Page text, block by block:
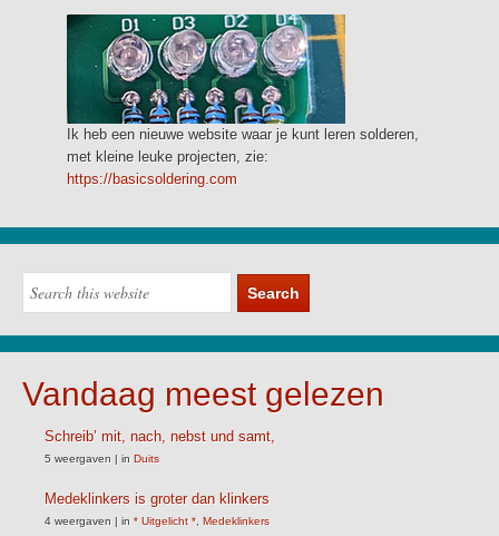
Ik heb een nieuwe website waar je kunt leren solderen,
met kleine leuke projecten, zie:
https://basicsoldering.com
Vandaag meest gelezen
Schreib’ mit, nach, nebst und samt,
5 weergaven | in Duits
Medeklinkers is groter dan klinkers
4 weergaven | in * Uitgelicht * Medeklinkers